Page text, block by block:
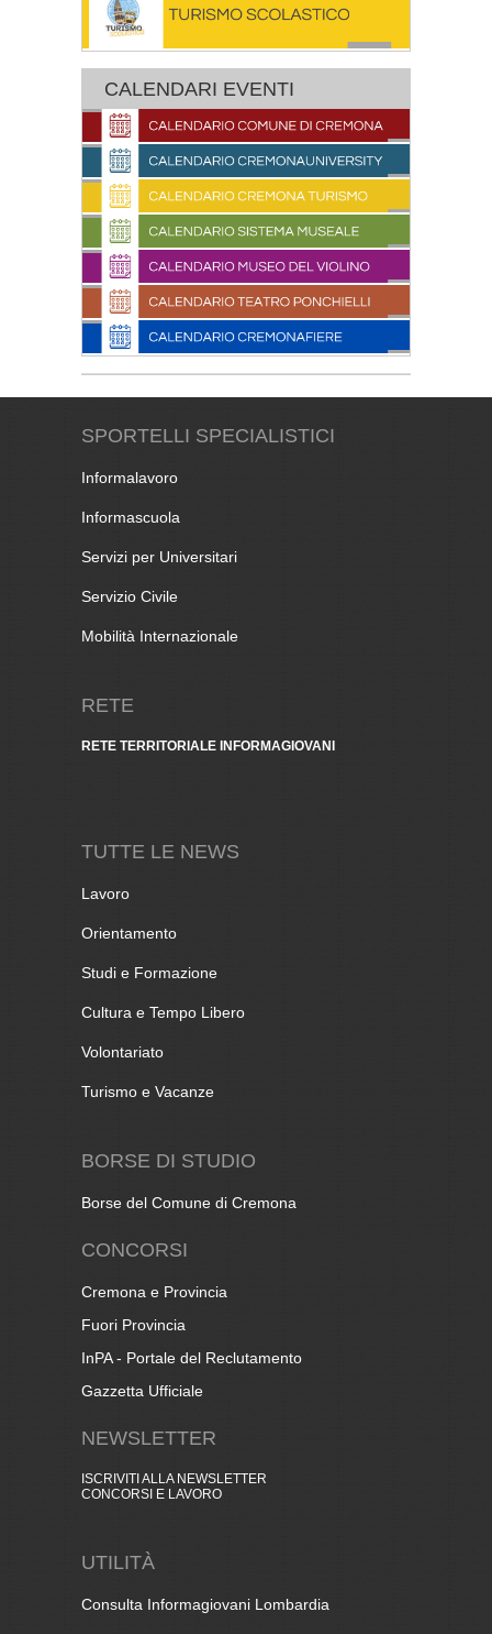
CALENDARI EVENTI
SPORTELLI SPECIALISTICI
Informalavoro
Informascuola
Servizi per Universitari
Servizio Civile
Mobilità Internazionale
RETE
RETE TERRITORIALE INFORMAGIOVANI
TUTTE LE NEWS
Lavoro
Orientamento
Studi e Formazione
Cultura e Tempo Libero
Volontariato
Turismo e Vacanze
BORSE DI STUDIO
Borse del Comune di Cremona
CONCORSI
Cremona e Provincia
Fuori Provincia
InPA - Portale del Reclutamento
Gazzetta Ufficiale
NEWSLETTER
ISCRIVITI ALLA NEWSLETTER
CONCORSI E LAVORO
UTILITÀ
Consulta Informagiovani Lombardia